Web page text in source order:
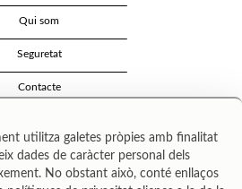
Qui som
Seguretat
Contacte
utilitza galetes pròpies amb finalitat
dades de caràcter personal dels
No obstant això, conté enllaços